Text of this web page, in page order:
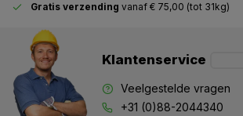
Gratis verzending vanaf € 75,00 (tot 31kg)
Klantenservice
Veelgestelde vragen
+31 (0)88-2044340